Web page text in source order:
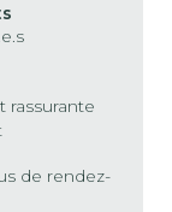
rassurante
de rendez-